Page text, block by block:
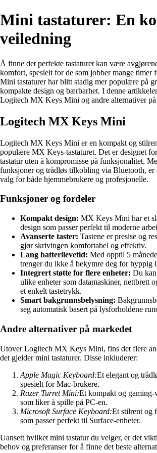
Mini tastaturer: En
veiledning
Å finne det perfekte tastaturet kan være
komfort, spesielt for de som jobber mange timer
Mini tastaturer har blitt stadig mer populære på
kompakte design og bærbarhet. I denne
Logitech MX Keys Mini og andre alternativer på
Logitech MX Keys Mini
Logitech MX Keys Mini er en kompakt og
populære MX Keys-tastaturet. Det er designet
tastatur uten å kompromisse på funksjonalitet.
funksjoner og trådløs tilkobling via Bluetooth, er
valg for både hjemmebrukere og profesjonelle.
Funksjoner og fordeler
Kompakt design: MX Keys Mini har et
design som passer perfekt til moderne
Avanserte taster: Tastene er presise og
gjør skrivingen komfortabel og effektiv.
Lang batterilevetid: Med opptil 5
trenger du ikke å bekymre deg for hyppig
Integrert støtte for flere enheter: Du
ulike enheter som datamaskiner, nettbrett
et enkelt tastetrykk.
Smart bakgrunnsbelysning:
seg automatisk basert på lysforholdene
Andre alternativer på markedet
Utover Logitech MX Keys Mini, fins det flere
det gjelder mini tastaturer. Disse inkluderer:
Apple Magic Keyboard:Et elegant og
spesielt for Mac-brukere.
Razer Turret Mini:Et kompakt og gaming-
som liker å spille på PC-en.
Microsoft Surface Keyboard:Et stilrent og
som passer perfekt til Surface-enheter.
Uansett hvilket mini tastatur du velger, er det
behov og preferanser for å finne det beste